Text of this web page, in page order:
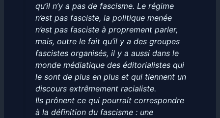
qu’il n’y a pas de fascisme. Le régime
n’est pas fasciste, la politique menée
n’est pas fasciste à proprement parler,
mais, outre le fait qu’il y a des groupes
fascistes organisés, il y a aussi dans le
monde médiatique des éditorialistes qui
le sont de plus en plus et qui tiennent un
discours extrêmement racialiste.
Ils prônent ce qui pourrait correspondre
à la définition du fascisme : une